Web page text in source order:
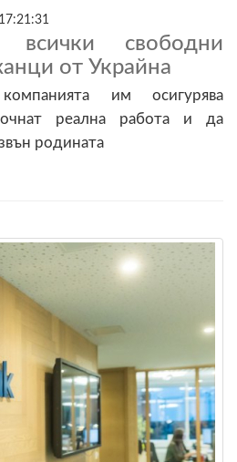
всички свободни
от Украйна
им осигурява
реална работа и да
родината